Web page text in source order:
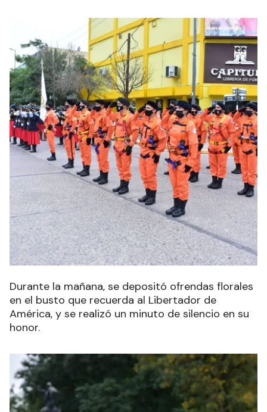
Durante la mañana, se depositó ofrendas florales
en el busto que recuerda al Libertador de
América, y se realizó un minuto de silencio en su
honor.